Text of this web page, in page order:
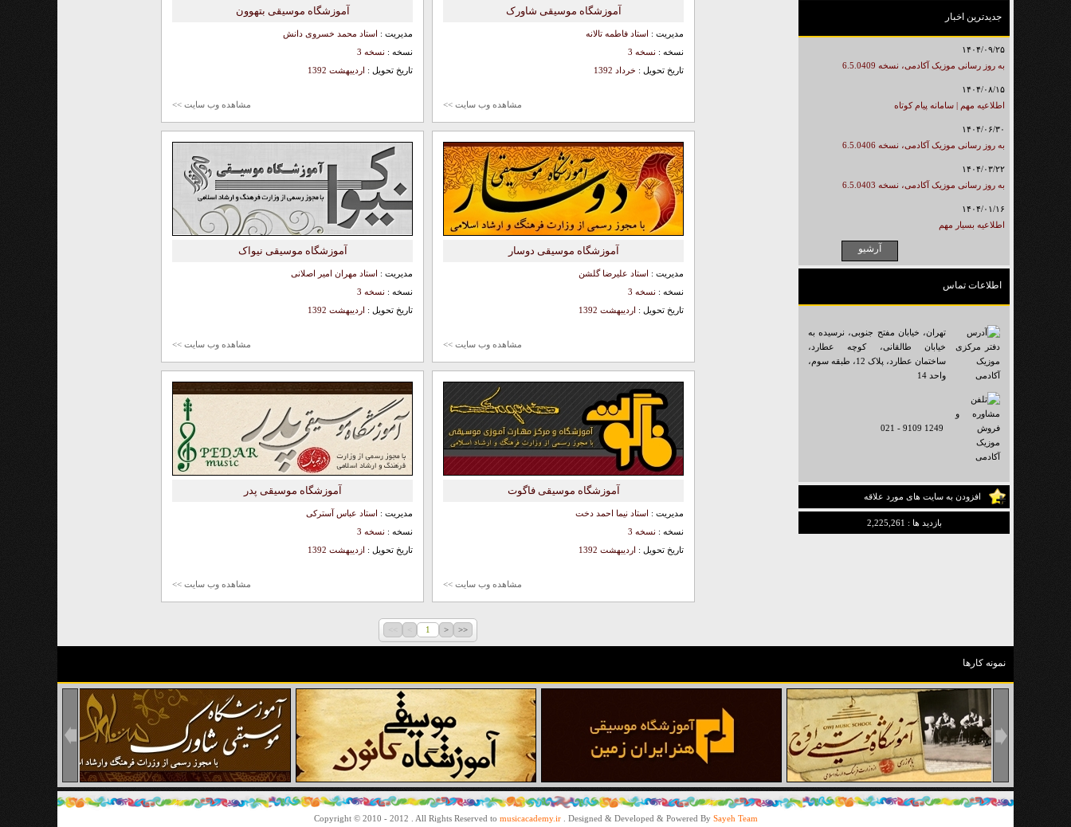
آموزشگاه موسیقی شاورک
مدیریت : استاد فاطمه تالانه
نسخه : نسخه 3
تاریخ تحویل : خرداد 1392
مشاهده وب سایت >>
آموزشگاه موسیقی بتهوون
مدیریت : استاد محمد خسروی دانش
نسخه : نسخه 3
تاریخ تحویل : اردیبهشت 1392
مشاهده وب سایت >>
آموزشگاه موسیقی دوسار
مدیریت : استاد علیرضا گلشن
نسخه : نسخه 3
تاریخ تحویل : اردیبهشت 1392
مشاهده وب سایت >>
آموزشگاه موسیقی نیواک
مدیریت : استاد مهران امیر اصلانی
نسخه : نسخه 3
تاریخ تحویل : اردیبهشت 1392
مشاهده وب سایت >>
آموزشگاه موسیقی فاگوت
مدیریت : استاد نیما احمد دخت
نسخه : نسخه 3
تاریخ تحویل : اردیبهشت 1392
مشاهده وب سایت >>
آموزشگاه موسیقی پدر
مدیریت : استاد عباس آسترکی
نسخه : نسخه 3
تاریخ تحویل : ازدیبهشت 1392
مشاهده وب سایت >>
<<
<
1
جدیدترین اخبار
۱۴۰۴/۰۹/۲۵
به روز رسانی موزیک آکادمی، نسخه 6.5.0409
۱۴۰۴/۰۸/۱۵
اطلاعیه مهم | سامانه پیام کوتاه
۱۴۰۴/۰۶/۳۰
به روز رسانی موزیک آکادمی، نسخه 6.5.0406
۱۴۰۴/۰۳/۲۲
به روز رسانی موزیک آکادمی، نسخه 6.5.0403
۱۴۰۴/۰۱/۱۶
اطلاعیه بسیار مهم
اطلاعات تماس
تهران، خیابان مفتح جنوبی، نرسیده به
خیابان طالقانی، کوچه عطارد،
ساختمان عطارد، پلاک 12، طبقه سوم،
واحد 14
021 - 9109 1249
افزودن به سایت های مورد علاقه
بازدید ها :
2,225,261
نمونه کارها
Copyright © 2010 - 2012 . All Rights Reserved to musicacademy.ir. Designed & Developed & Powered By Sayeh Team